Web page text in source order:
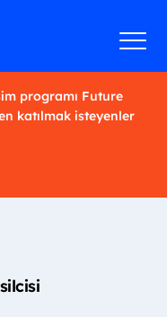
programı Future
katılmak isteyenler